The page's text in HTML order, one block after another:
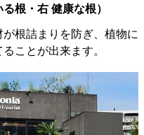
根・右 健康な根）
根詰まりを防ぎ、植物に
ことが出来ます。